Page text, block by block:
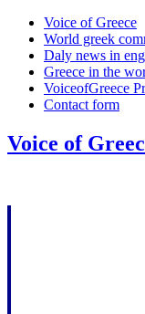
Voice of Greece
World greek
Daly news in
Greece in the
VoiceofGreece
Contact form
Voice of